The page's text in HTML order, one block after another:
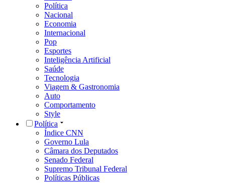
Política
Nacional
Economia
Internacional
Pop
Esportes
Inteligência Artificial
Saúde
Tecnologia
Viagem & Gastronomia
Auto
Comportamento
Style
Política
Índice CNN
Governo Lula
Câmara dos Deputados
Senado Federal
Supremo Tribunal Federal
Políticas Públicas